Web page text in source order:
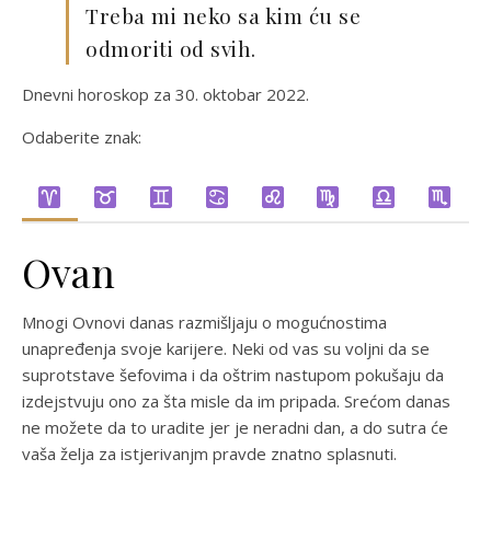
Treba mi neko sa kim ću se
odmoriti od svih.
Dnevni horoskop za 30. oktobar 2022.
Odaberite znak:
Ovan
Mnogi Ovnovi danas razmišljaju o mogućnostima
unapređenja svoje karijere. Neki od vas su voljni da se
suprotstave šefovima i da oštrim nastupom pokušaju da
izdejstvuju ono za šta misle da im pripada. Srećom danas
ne možete da to uradite jer je neradni dan, a do sutra će
vaša želja za istjerivanjm pravde znatno splasnuti.